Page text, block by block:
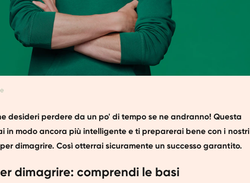
desideri perdere da un po' di tempo se ne andranno! Questa
in modo ancora più intelligente e ti preparerai bene con i nostri
dimagrire. Così otterrai sicuramente un successo garantito.
dimagrire: comprendi le basi